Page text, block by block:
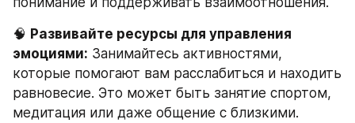
🧠 Развивайте ресурсы для управления
эмоциями: Занимайтесь активностями,
которые помогают вам расслабиться и находить
равновесие. Это может быть занятие спортом,
медитация или даже общение с близкими.